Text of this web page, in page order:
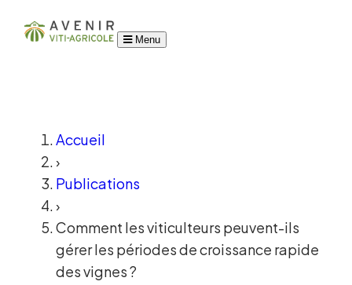
Menu
Accueil
›
Publications
›
Comment les viticulteurs peuvent-ils
gérer les périodes de croissance rapide
des vignes ?